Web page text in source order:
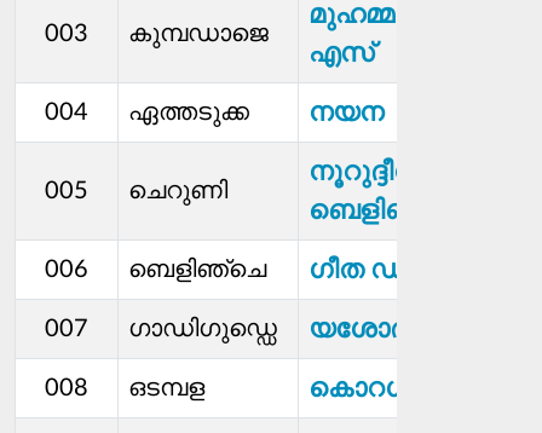
003 കുമ്പഡാജെ
മുഹമ്മദ് കുഞ്ഞി
എസ്
004 ഏത്തടുക്ക നയന
005 ചെറുണി
നൂറുദ്ദീന്‍ പി
ബെളിഞ്ച
006 ബെളിഞ്ചെ ഗീത ഡി
007 ഗാഡിഗുഡ്ഡെ യശോദ എൻ
008 ഒടമ്പള കൊറഗപ്പ